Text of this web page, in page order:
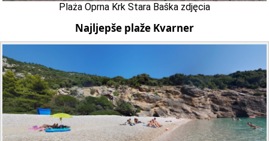
Plaża Oprna Krk Stara Baška zdjęcia
Najljepše plaže Kvarner